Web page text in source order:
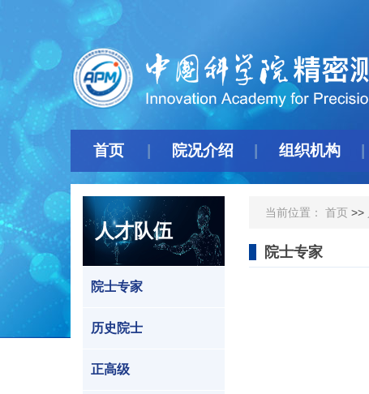
首页 院况介绍 组织机构
人才队伍
院士专家
历史院士
正高级
当前位置： 首页 >>
院士专家